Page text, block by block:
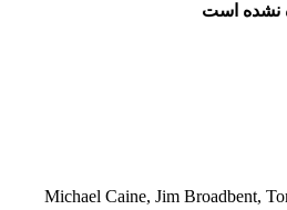
نشده است
Michael Caine, Jim Broadbent,